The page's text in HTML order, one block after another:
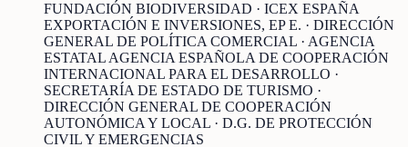
FUNDACIÓN BIODIVERSIDAD · ICEX ESPAÑA
EXPORTACIÓN E INVERSIONES, EP E. · DIRECCIÓN
GENERAL DE POLÍTICA COMERCIAL · AGENCIA
ESTATAL AGENCIA ESPAÑOLA DE COOPERACIÓN
INTERNACIONAL PARA EL DESARROLLO ·
SECRETARÍA DE ESTADO DE TURISMO ·
DIRECCIÓN GENERAL DE COOPERACIÓN
AUTONÓMICA Y LOCAL · D.G. DE PROTECCIÓN
CIVIL Y EMERGENCIAS